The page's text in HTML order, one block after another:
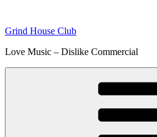
content
Grind House Club
Love Music – Dislike Commercial